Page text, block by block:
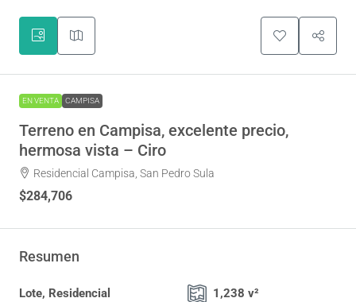
EN VENTA CAMPISA
Terreno en Campisa, excelente precio,
hermosa vista – Ciro
Residencial Campisa, San Pedro Sula
$284,706
Resumen
Lote, Residencial
1,238 v²